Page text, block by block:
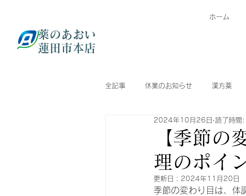
薬のあおい
蓮田市本店
ホーム
全記事 休業のお知らせ 漢方薬
皮膚のトラブル 血圧 季節の
【季節の
理のポイ
2024年10月26日 読了時間
更新日： 2024年11月20日
季節の変わり目は、体